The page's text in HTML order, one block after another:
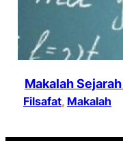
Makalah
Filsafat, Makalah